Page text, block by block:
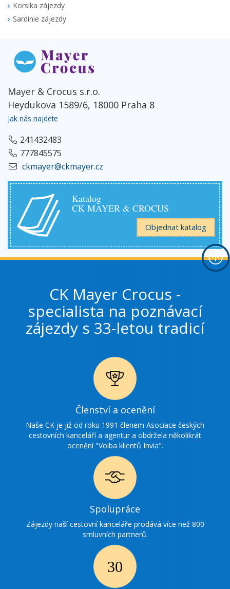
Korsika zájezdy
Sardinie zájezdy
Mayer & Crocus s.r.o.
Heydukova 1589/6, 18000 Praha 8
jak nás najdete
241432483
777845575
ckmayer@ckmayer.cz
Katalog
CK MAYER & CROCUS
Objednat katalog
CK Mayer Crocus -
specialista na poznávací
zájezdy s 33-letou tradicí
Ikonka
ocenění
Členství a ocenění
Naše CK je již od roku 1991 členem Asociace českých
cestovních kanceláří a agentur a obdržela několikrát
ocenění "Volba klientů Invia".
Ikonka
spolupráce
Spolupráce
Zájezdy naší cestovní kanceláře prodává více než 800
smluvních partnerů.
30 Ikonka